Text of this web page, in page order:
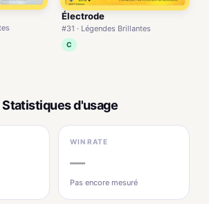
Électrode
#31 · Légendes Brillantes
C
d'usage
WIN RATE
—
Pas encore mesuré